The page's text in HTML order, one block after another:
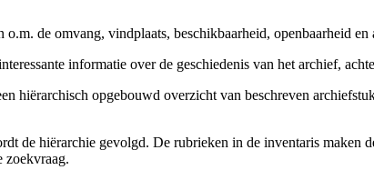
de omvang, vindplaats, beschikbaarheid, openbaarheid en
informatie over de geschiedenis van het archief,
hiërarchisch opgebouwd overzicht van beschreven
de hiërarchie gevolgd. De rubrieken in de inventaris
zoekvraag.